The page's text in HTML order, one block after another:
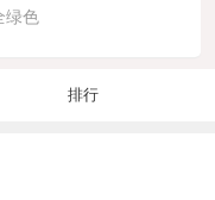
绿色
排行